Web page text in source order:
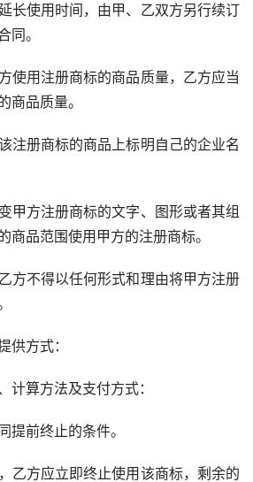
长使用时间，由甲、乙双方另行续订
同。
使用注册商标的商品质量，乙方应当
商品质量。
注册商标的商品上标明自己的企业名
甲方注册商标的文字、图形或者其组
商品范围使用甲方的注册商标。
方不得以任何形式和理由将甲方注册
供方式：
计算方法及支付方式：
提前终止的条件。
乙方应立即终止使用该商标，剩余的